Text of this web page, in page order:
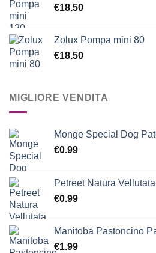
€18.50
Zolux Pompa mini 80
€18.50
MIGLIORE VENDITA
Monge Special Dog
€0.99
Petreet Natura
€0.99
Manitoba Pastoncino
€1.99